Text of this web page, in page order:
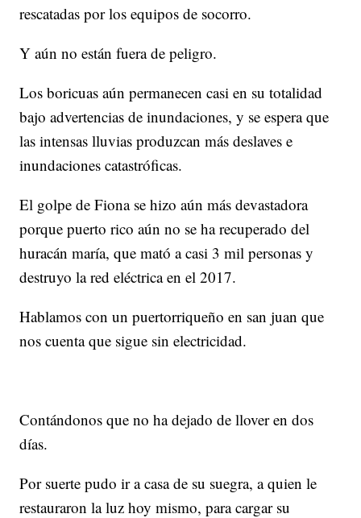
rescatadas por los equipos de socorro.
Y aún no están fuera de peligro.
Los boricuas aún permanecen casi en su totalidad
bajo advertencias de inundaciones, y se espera que
las intensas lluvias produzcan más deslaves e
inundaciones catastróficas.
El golpe de Fiona se hizo aún más devastadora
porque puerto rico aún no se ha recuperado del
huracán maría, que mató a casi 3 mil personas y
destruyo la red eléctrica en el 2017.
Hablamos con un puertorriqueño en san juan que
nos cuenta que sigue sin electricidad.
Contándonos que no ha dejado de llover en dos
días.
Por suerte pudo ir a casa de su suegra, a quien le
restauraron la luz hoy mismo, para cargar su